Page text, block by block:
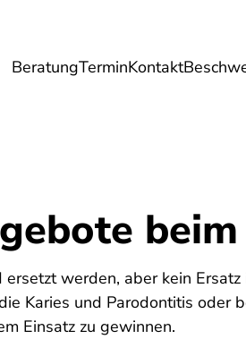
BeratungTerminKontakt
Gesundheit
werden, aber kein
Karies und Parodontitis oder
Einsatz zu gewinnen.